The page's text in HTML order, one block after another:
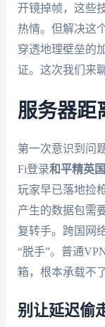
开镜掉帧，这些
热情。但解决这
穿透地理壁垒的
证。这次我们来
服务器距
第一次意识到问
Fi登录和平精英
玩家早已落地捡
产生的数据包需
复转手。跨国网
“脱手”。普通
箱，根本承载不
别让延迟偷